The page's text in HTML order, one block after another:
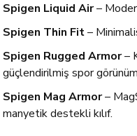
Spigen Liquid Air–
Spigen Thin Fit–
Spigen Rugged Armor–
güçlendirilmiş spor
Spigen Mag Armor–
manyetik destekli kılıf.